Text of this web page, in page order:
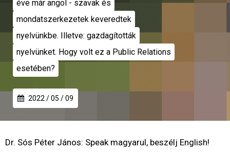
éve már angol - szavak és
mondatszerkezetek keveredtek
nyelvünkbe. Illetve: gazdagították
nyelvünket. Hogy volt ez a Public Relations
esetében?
2022 / 05 / 09
Dr. Sós Péter János: Speak magyarul, beszélj English!